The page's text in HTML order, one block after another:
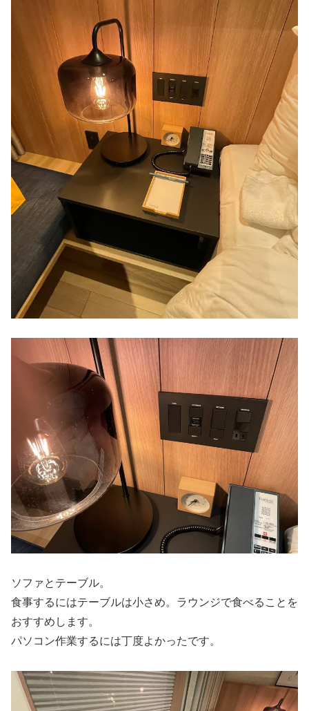
ソファとテーブル。
食事するにはテーブルは小さめ。ラウンジで食べることを
おすすめします。
パソコン作業するには丁度よかったです。